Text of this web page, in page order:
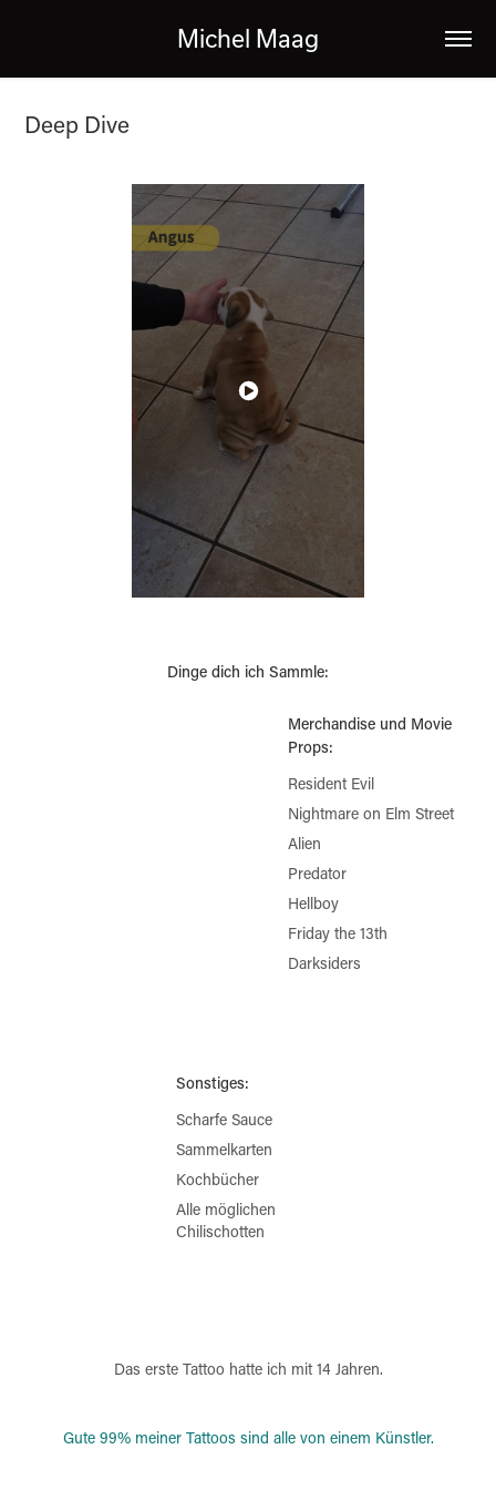
Michel Maag
Deep Dive
Dinge dich ich Sammle:
Merchandise und Movie
Props:
Resident Evil
Nightmare on Elm Street
Alien
Predator
Hellboy
Friday the 13th
Darksiders
Sonstiges:
Scharfe Sauce
Sammelkarten
Kochbücher
Alle möglichen
Chilischotten
Das erste Tattoo hatte ich mit 14 Jahren.
Gute 99% meiner Tattoos sind alle von einem Künstler.